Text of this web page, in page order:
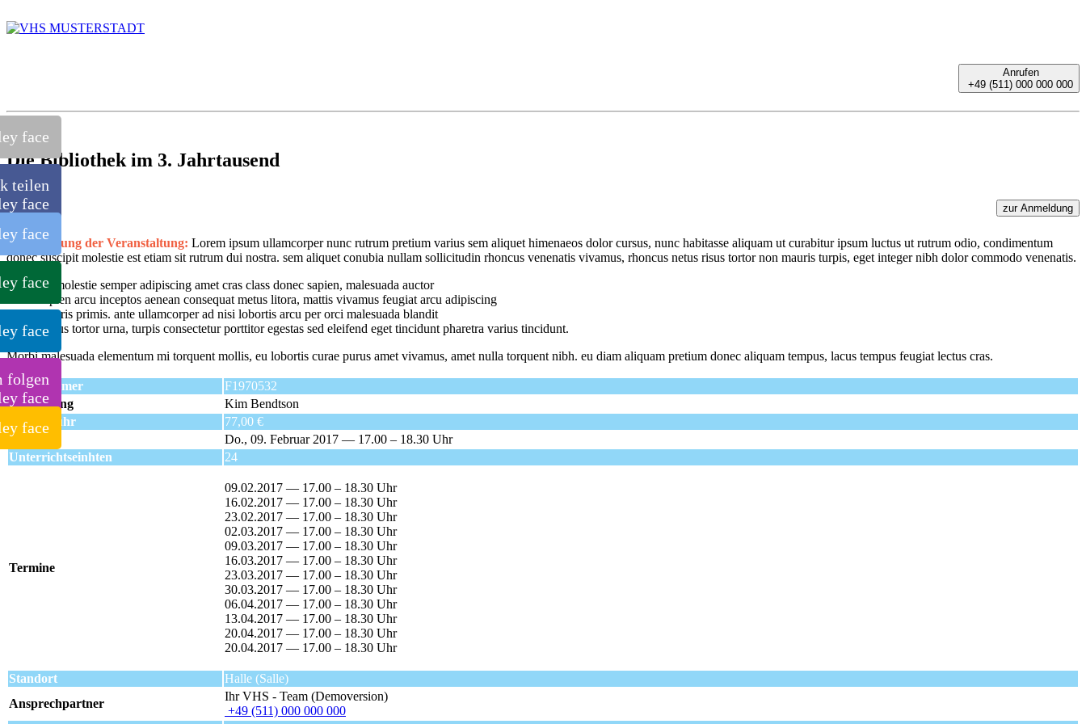
Anrufen
+49 (511) 000 000 000
Die Bibliothek im 3. Jahrtausend
zur Anmeldung
teilen
folgen
Beschreibung der Veranstaltung: Lorem ipsum ullamcorper nunc rutrum pretium varius sem aliquet himenaeos dolor cursus, nunc habitasse aliquam ut curabitur ipsum luctus ut rutrum odio, condimentum
donec suscipit molestie est etiam sit rutrum dui nostra. sem aliquet conubia nullam sollicitudin rhoncus venenatis vivamus, rhoncus netus risus tortor non mauris turpis, eget integer nibh dolor commodo venenatis.
Ut molestie semper adipiscing amet cras class donec sapien, malesuada auctor
sapien arcu inceptos aenean consequat metus litora, mattis vivamus feugiat arcu adipiscing
mauris primis. ante ullamcorper ad nisi lobortis arcu per orci malesuada blandit
metus tortor urna, turpis consectetur porttitor egestas sed eleifend eget tincidunt pharetra varius tincidunt.
Morbi malesuada elementum mi torquent mollis, eu lobortis curae purus amet vivamus, amet nulla torquent nibh. eu diam aliquam pretium donec aliquam tempus, lacus tempus feugiat lectus cras.
Kursnummer
F1970532
Kursleitung
Kim Bendtson
Kursgebühr
77,00 €
Beginn
Do., 09. Februar 2017 — 17.00 – 18.30 Uhr
Unterrichtseinhten
24
Termine
09.02.2017 — 17.00 – 18.30 Uhr
16.02.2017 — 17.00 – 18.30 Uhr
23.02.2017 — 17.00 – 18.30 Uhr
02.03.2017 — 17.00 – 18.30 Uhr
09.03.2017 — 17.00 – 18.30 Uhr
16.03.2017 — 17.00 – 18.30 Uhr
23.03.2017 — 17.00 – 18.30 Uhr
30.03.2017 — 17.00 – 18.30 Uhr
06.04.2017 — 17.00 – 18.30 Uhr
13.04.2017 — 17.00 – 18.30 Uhr
20.04.2017 — 17.00 – 18.30 Uhr
20.04.2017 — 17.00 – 18.30 Uhr
Standort
Halle (Salle)
Ansprechpartner
Ihr VHS - Team (Demoversion)
+49 (511) 000 000 000